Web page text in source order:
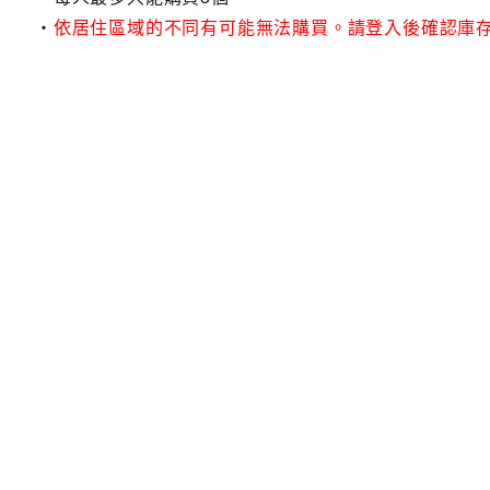
依居住區域的不同有可能無法購買。請登入後確認庫